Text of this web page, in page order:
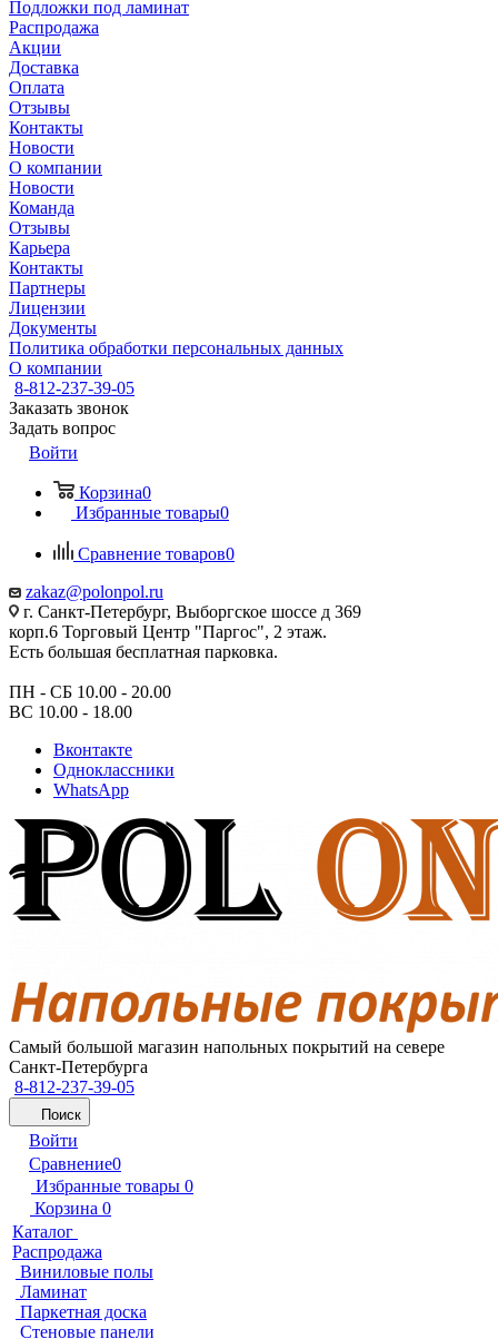
Подложки под ламинат
Распродажа
Акции
Доставка
Оплата
Отзывы
Контакты
Новости
О компании
Новости
Команда
Отзывы
Карьера
Контакты
Партнеры
Лицензии
Документы
Политика обработки персональных данных
О компании
8-812-237-39-05
Заказать звонок
Задать вопрос
Войти
Корзина0
Избранные товары0
Сравнение товаров0
zakaz@polonpol.ru
г. Санкт-Петербург, Выборгское шоссе д 369
корп.6 Торговый Центр "Паргос", 2 этаж.
Есть большая бесплатная парковка.
ПН - СБ 10.00 - 20.00
ВС 10.00 - 18.00
Вконтакте
Одноклассники
WhatsApp
Самый большой магазин напольных покрытий на севере
Санкт-Петербурга
8-812-237-39-05
Поиск
Войти
Сравнение0
Избранные товары 0
Корзина 0
Каталог
Распродажа
Виниловые полы
Ламинат
Паркетная доска
Стеновые панели